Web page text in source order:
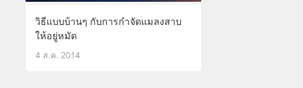
วิธีแบบบ้านๆ กับการกำจัดแมลงสาบ
ให้อยู่หมัด
4 ส.ค. 2014